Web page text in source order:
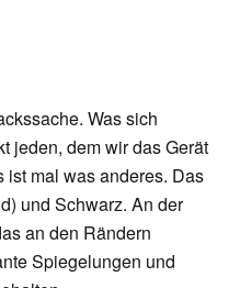
Was sich
jeden, dem wir das Gerät
ist mal was anderes. Das
und Schwarz. An der
an den Rändern
Spiegelungen und